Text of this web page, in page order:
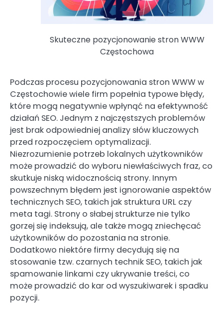
Skuteczne pozycjonowanie stron WWW
Częstochowa
Podczas procesu pozycjonowania stron WWW w
Częstochowie wiele firm popełnia typowe błędy,
które mogą negatywnie wpłynąć na efektywność
działań SEO. Jednym z najczęstszych problemów
jest brak odpowiedniej analizy słów kluczowych
przed rozpoczęciem optymalizacji.
Niezrozumienie potrzeb lokalnych użytkowników
może prowadzić do wyboru niewłaściwych fraz, co
skutkuje niską widocznością strony. Innym
powszechnym błędem jest ignorowanie aspektów
technicznych SEO, takich jak struktura URL czy
meta tagi. Strony o słabej strukturze nie tylko
gorzej się indeksują, ale także mogą zniechęcać
użytkowników do pozostania na stronie.
Dodatkowo niektóre firmy decydują się na
stosowanie tzw. czarnych technik SEO, takich jak
spamowanie linkami czy ukrywanie treści, co
może prowadzić do kar od wyszukiwarek i spadku
pozycji.